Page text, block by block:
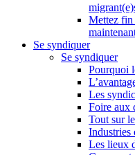
Mettez fin
Se syndiquer
Se syndiquer
Pourquoi
Les
Foire aux
Tout sur
Industries
Les lieux